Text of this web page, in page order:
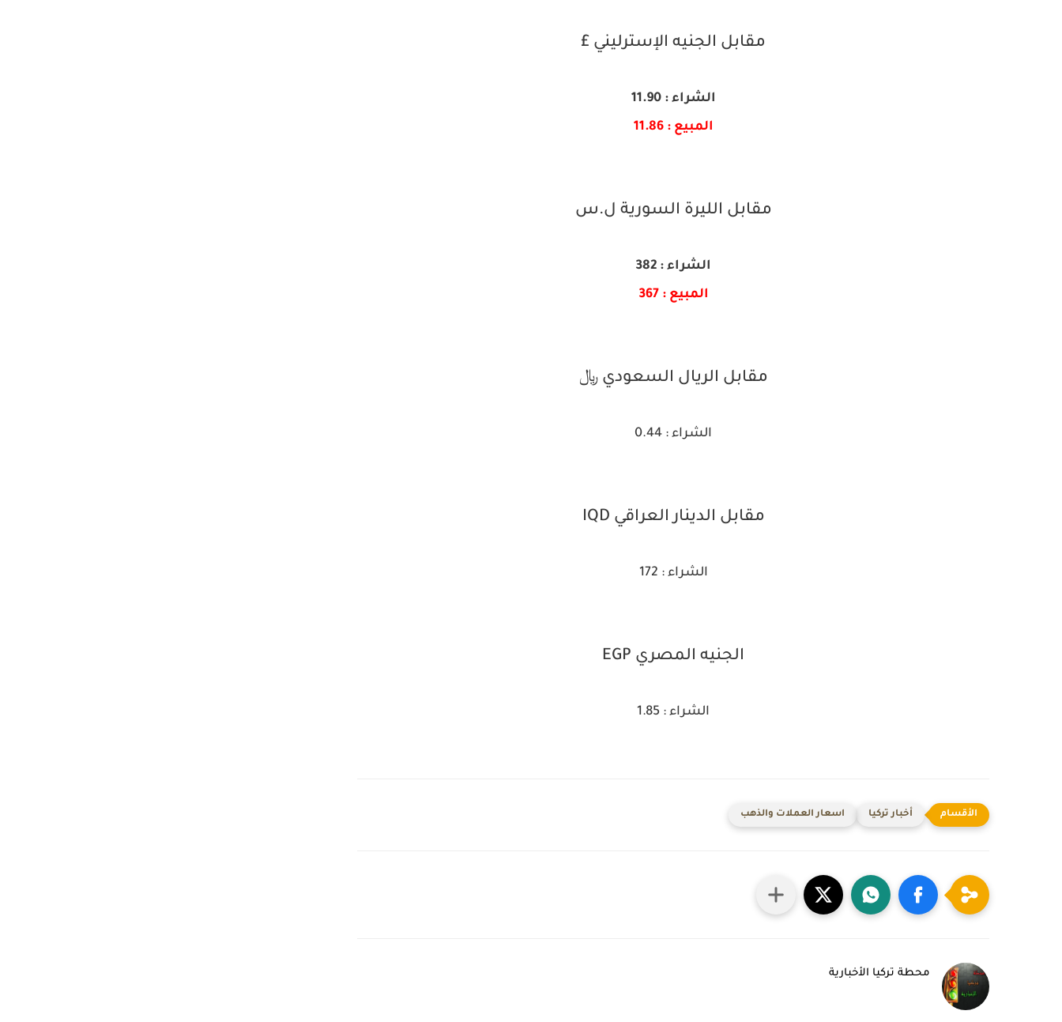
مقابل الجنيه الإسترليني £
الشراء : 11.90
المبيع : 11.86
مقابل الليرة السورية ل.س
الشراء : 382
المبيع : 367
مقابل الريال السعودي ﷼
الشراء : 0.44
مقابل الدينار العراقي IQD
الشراء : 172
الجنيه المصري EGP
الشراء : 1.85
أخبار تركيا اسعار العملات والذهب
محطة تركيا الأخبارية